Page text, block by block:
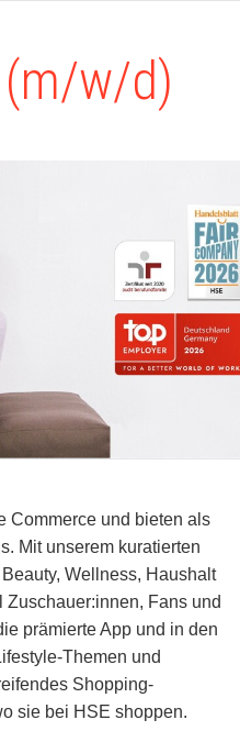
(m/w/d)
Commerce und bieten als
Mit unserem kuratierten
Wellness, Haushalt
Fans und
prämierte App und in den
Themen und
Shopping-
sie bei HSE shoppen.